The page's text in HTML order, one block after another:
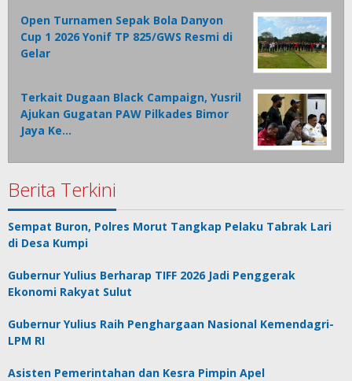
Open Turnamen Sepak Bola Danyon
Cup 1 2026 Yonif TP 825/GWS Resmi di
Gelar
Terkait Dugaan Black Campaign, Yusril
Ajukan Gugatan PAW Pilkades Bimor
Jaya Ke…
Berita Terkini
Sempat Buron, Polres Morut Tangkap Pelaku Tabrak Lari
di Desa Kumpi
Gubernur Yulius Berharap TIFF 2026 Jadi Penggerak
Ekonomi Rakyat Sulut
Gubernur Yulius Raih Penghargaan Nasional Kemendagri-
LPM RI
Asisten Pemerintahan dan Kesra Pimpin Apel